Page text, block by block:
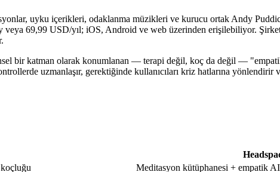
uyku içerikleri, odaklanma müzikleri ve kurucu ortak Andy
veya 69,99 USD/yıl; iOS, Android ve web üzerinden erişilebiliyor.
bir katman olarak konumlanan — terapi değil, koç da değil —
uzmanlaşır, gerektiğinde kullanıcıları kriz hatlarına yönlendirir
Meditasyon kütüphanesi + empatik